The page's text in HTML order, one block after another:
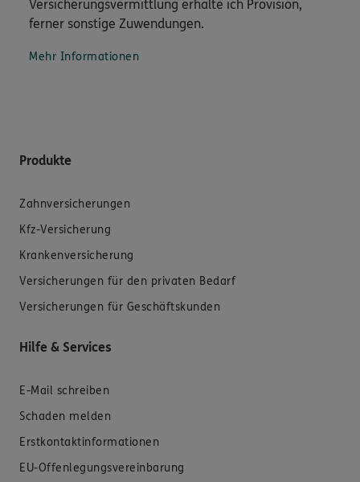
Versicherungsvermittlung erhalte ich Provision,
ferner sonstige Zuwendungen.
Mehr Informationen
Produkte
Zahnversicherungen
Kfz-Versicherung
Krankenversicherung
Versicherungen für den privaten Bedarf
Versicherungen für Geschäftskunden
Hilfe & Services
E-Mail schreiben
Schaden melden
Erstkontaktinformationen
EU-Offenlegungsvereinbarung